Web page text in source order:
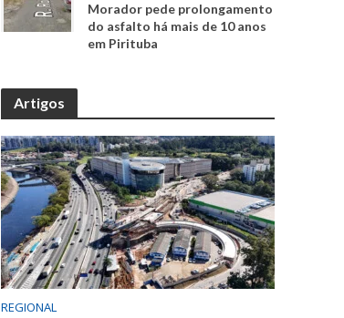
Morador pede prolongamento
do asfalto há mais de 10 anos
em Pirituba
Artigos
REGIONAL